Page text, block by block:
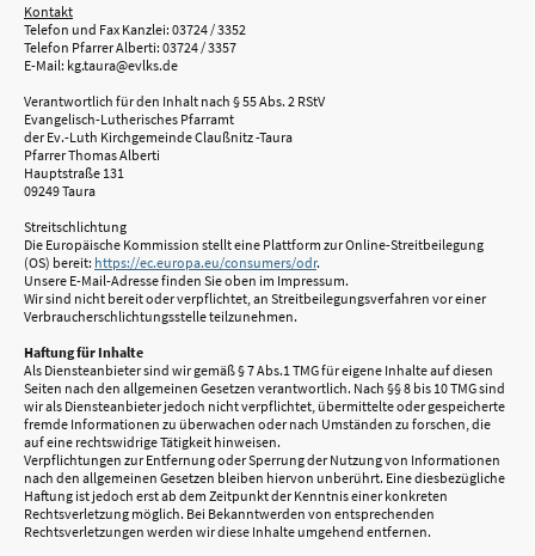
Kontakt
Telefon und Fax Kanzlei: 03724 / 3352
Telefon Pfarrer Alberti: 03724 / 3357
E-Mail: kg.taura@evlks.de
Verantwortlich für den Inhalt nach § 55 Abs. 2 RStV
Evangelisch-Lutherisches Pfarramt
der Ev.-Luth Kirchgemeinde Claußnitz -Taura
Pfarrer Thomas Alberti
Hauptstraße 131
09249 Taura
Streitschlichtung
Die Europäische Kommission stellt eine Plattform zur Online-Streitbeilegung
(OS) bereit: https://ec.europa.eu/consumers/odr.
Unsere E-Mail-Adresse finden Sie oben im Impressum.
Wir sind nicht bereit oder verpflichtet, an Streitbeilegungsverfahren vor einer
Verbraucherschlichtungsstelle teilzunehmen.
Haftung für Inhalte
Als Diensteanbieter sind wir gemäß § 7 Abs.1 TMG für eigene Inhalte auf diesen
Seiten nach den allgemeinen Gesetzen verantwortlich. Nach §§ 8 bis 10 TMG sind
wir als Diensteanbieter jedoch nicht verpflichtet, übermittelte oder gespeicherte
fremde Informationen zu überwachen oder nach Umständen zu forschen, die
auf eine rechtswidrige Tätigkeit hinweisen.
Verpflichtungen zur Entfernung oder Sperrung der Nutzung von Informationen
nach den allgemeinen Gesetzen bleiben hiervon unberührt. Eine diesbezügliche
Haftung ist jedoch erst ab dem Zeitpunkt der Kenntnis einer konkreten
Rechtsverletzung möglich. Bei Bekanntwerden von entsprechenden
Rechtsverletzungen werden wir diese Inhalte umgehend entfernen.